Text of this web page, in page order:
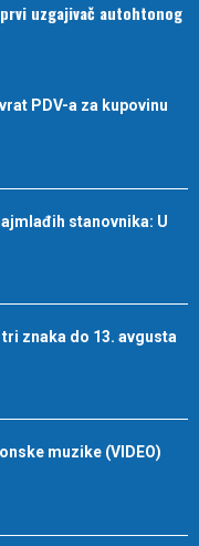
uzgajivač autohtonog
PDV-a za kupovinu
stanovnika: U
znaka do 13. avgusta
muzike (VIDEO)